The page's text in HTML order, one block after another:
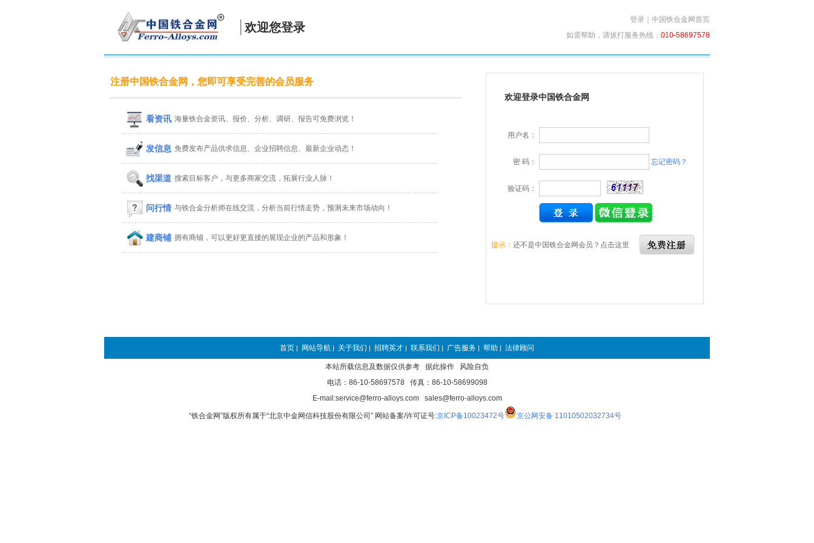
欢迎您登录
登录
中国铁合金网首页
如需帮助，请拔打服务热线： 010-58697578
注册中国铁合金网，您即可享受完善的会员服务
看资讯 海量铁合金资讯、报价、分析、调研、报告可免费浏览！
发信息 免费发布产品供求信息、企业招聘信息、最新企业动态！
找渠道 搜索目标客户，与更多商家交流，拓展行业人脉！
问行情 与铁合金分析师在线交流，分析当前行情走势，预测未来市场动向！
建商铺 拥有商铺，可以更好更直接的展现企业的产品和形象！
欢迎登录中国铁合金网
用户名：
密 码： 忘记密码？
验证码：
提示： 还不是中国铁合金网会员？点击这里
首页 | 网站导航 | 关于我们 | 招聘英才 | 联系我们 | 广告服务 | 帮助 | 法律顾问
本站所载信息及数据仅供参考 据此操作 风险自负
电话：86-10-58697578 传真：86-10-58699098
E-mail:service@ferro-alloys.com sales@ferro-alloys.com
“铁合金网”版权所有属于“北京中金网信科技股份有限公司” 网站备案/许可证号:京ICP备10023472号 京公网安备 11010502032734号